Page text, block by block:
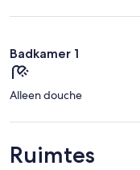
Badkamer 1
Alleen douche
Ruimtes